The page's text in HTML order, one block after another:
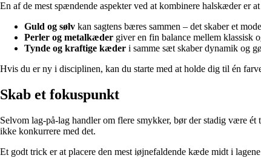
En af de mest spændende aspekter ved at kombinere halskæder er
Guld og sølv kan sagtens bæres sammen – det skaber et
Perler og metalkæder giver en fin balance mellem klassisk
Tynde og kraftige kæder i samme sæt skaber dynamik og
Hvis du er ny i disciplinen, kan du starte med at holde dig til én
Skab et fokuspunkt
Selvom lag-på-lag handler om flere smykker, bør der stadig være
ikke konkurrere med det.
Et godt trick er at placere den mest iøjnefaldende kæde midt i